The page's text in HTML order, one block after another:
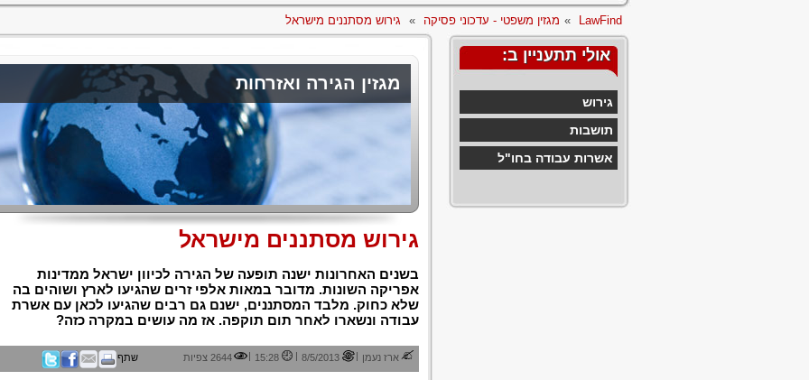
LawFind
» מגזין משפטי - עדכוני פסיקה » גירוש מסתננים מישראל
אולי תתעניין ב:
גירוש
תושבות
אשרות עבודה בחו"ל
מגזין הגירה ואזרחות
גירוש מסתננים מישראל
בשנים האחרונות ישנה תופעה של הגירה לכיוון ישראל ממדינות
אפריקה השונות. מדובר במאות אלפי זרים שהגיעו לארץ ושוהים בה
שלא כחוק. מלבד המסתננים, ישנם גם רבים שהגיעו לכאן עם אשרת
עבודה ונשארו לאחר תום תוקפה. אז מה עושים במקרה כזה?
ארז נעמן |
8/5/2013
|
15:28
| 2644 צפיות שתף